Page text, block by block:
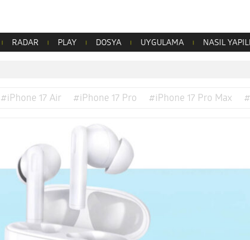
RADAR PLAY DOSYA UYGULAMA NASIL
#iPhone 17 Air #iPhone 17 Pro #iPhone 17 Pro Max